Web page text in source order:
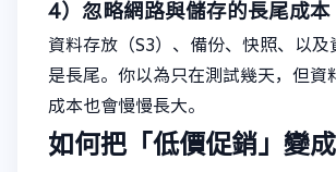
4）忽略網路與儲存的長尾成本
資料存放（S3）、備份、快照、以及
是長尾。你以為只在測試幾天，但資
成本也會慢慢長大。
如何把「低價促銷」變